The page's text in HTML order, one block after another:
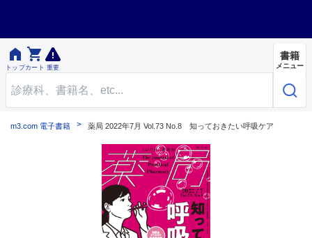

トップ

カート 重要
書籍
メニュー
m3.com 電子書籍 薬局 2022年7月 Vol.73 No.8 知っておきたい呼吸ケア